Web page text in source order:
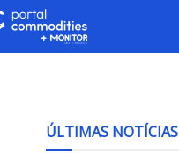
ÚLTIMAS NOTÍCIAS